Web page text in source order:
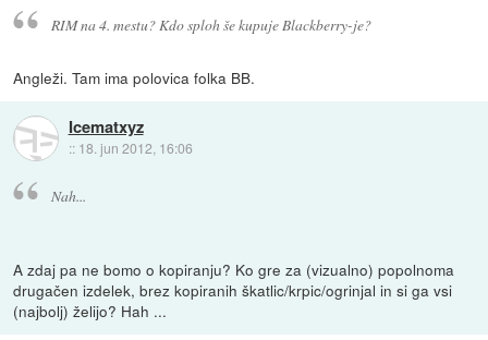
RIM na 4. mestu? Kdo sploh še kupuje Blackberry-je?
Angleži. Tam ima polovica folka BB.
Icematxyz
:: 18. jun 2012, 16:06
Nah...
A zdaj pa ne bomo o kopiranju? Ko gre za (vizualno) popolnoma
drugačen izdelek, brez kopiranih škatlic/krpic/ogrinjal in si ga vsi
(najbolj) želijo? Hah ...